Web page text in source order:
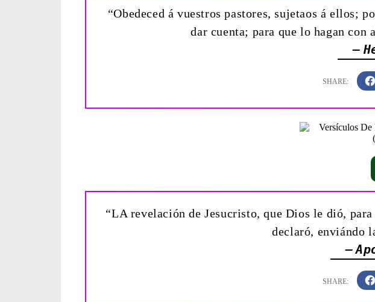
“Obedeced á vuestros pastores, sujetaos á ellos;
dar cuenta; para que lo hagan
—
“LA revelación de Jesucristo, que Dios le dió,
declaró, enviándo
—